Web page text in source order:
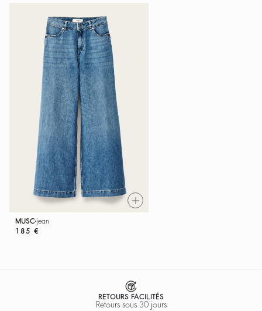
MUSC jean
185 €
RETOURS FACILITÉS
Retours sous 30 jours